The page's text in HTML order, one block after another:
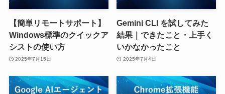
【簡単リモートサポート】
Windows標準のクイックア
シストの使い方
2025年7月15日
Gemini CLI を試してみた
結果｜できたこと・上手く
いかなかったこと
2025年7月4日